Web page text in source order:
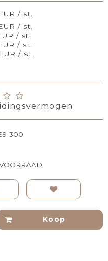
/ st.
/ st.
/ st.
/ st.
/ st.
300
Koop